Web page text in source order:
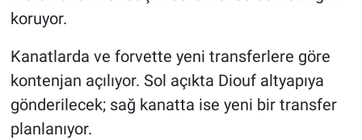
koruyor.
Kanatlarda ve forvette yeni transferlere göre
kontenjan açılıyor. Sol açıkta Diouf altyapıya
gönderilecek; sağ kanatta ise yeni bir transfer
planlanıyor.